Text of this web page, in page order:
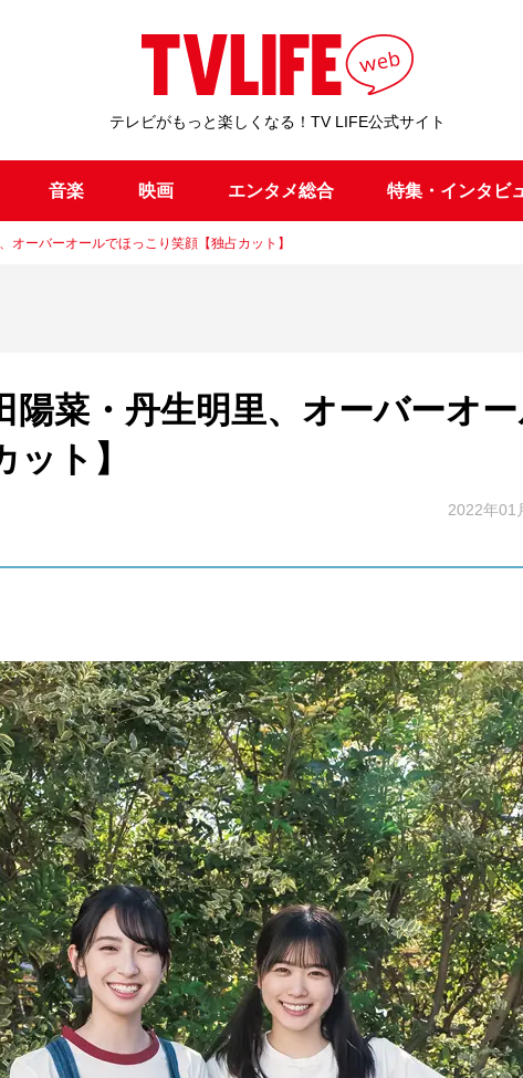
テレビがもっと楽しくなる！TV LIFE公式サイト
音楽 映画 エンタメ総合 特集・インタビ
オーバーオールでほっこり笑顔【独占カット】
陽菜・丹生明里、オーバーオ
ト】
2022年01